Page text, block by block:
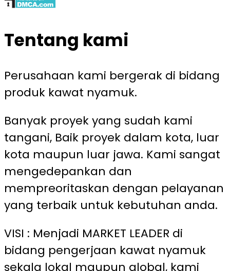
Tentang kami
Perusahaan kami bergerak di bidang
produk kawat nyamuk.
Banyak proyek yang sudah kami
tangani, Baik proyek dalam kota, luar
kota maupun luar jawa. Kami sangat
mengedepankan dan
mempreoritaskan dengan pelayanan
yang terbaik untuk kebutuhan anda.
VISI : Menjadi MARKET LEADER di
bidang pengerjaan kawat nyamuk
sekala lokal maupun global, kami